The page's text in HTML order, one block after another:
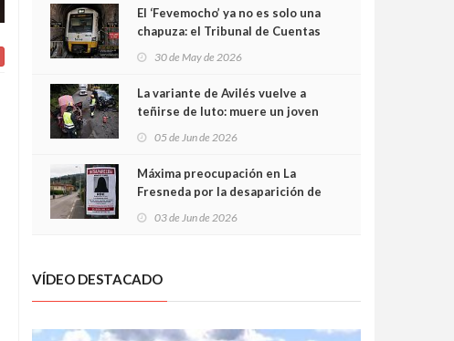
El ‘Fevemocho’ ya no es solo una
chapuza: el Tribunal de Cuentas
sobrecoste de los trenes que no
cabían por los túneles
30 de May de 2026
La variante de Avilés vuelve a
teñirse de luto: muere un joven
05 de Jun de 2026
Máxima preocupación en La
Fresneda por la desaparición de
03 de Jun de 2026
VÍDEO DESTACADO